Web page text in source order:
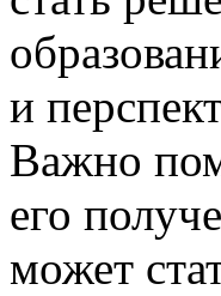
и
Важно
его
может